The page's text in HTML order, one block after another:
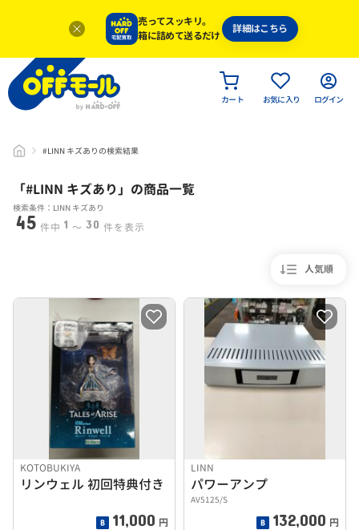
売ってスッキリ。
箱に詰めて送るだけ
詳細はこちら
カート お気に入り ログイン
#LINN キズありの検索結果
「#LINN キズあり」 の商品一覧
検索条件：LINN キズあり
45 件中 1 〜 30 件を表示
人気順
KOTOBUKIYA
リンウェル 初回特典付き
11,000 円
LINN
パワーアンプ
AV5125/S
132,000 円